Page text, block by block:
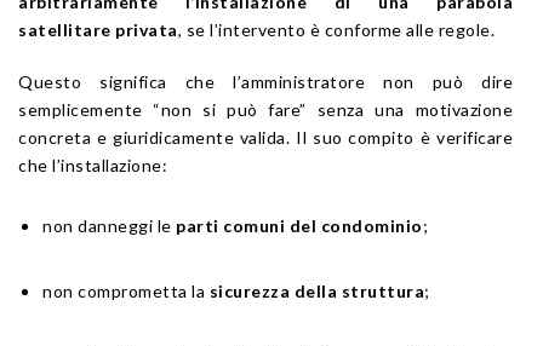
satellitare privata, se l’intervento è conforme alle regole.
Questo significa che l’amministratore non può dire
semplicemente “non si può fare” senza una motivazione
concreta e giuridicamente valida. Il suo compito è verificare
che l’installazione:
non danneggi le parti comuni del condominio;
non comprometta la sicurezza della struttura;